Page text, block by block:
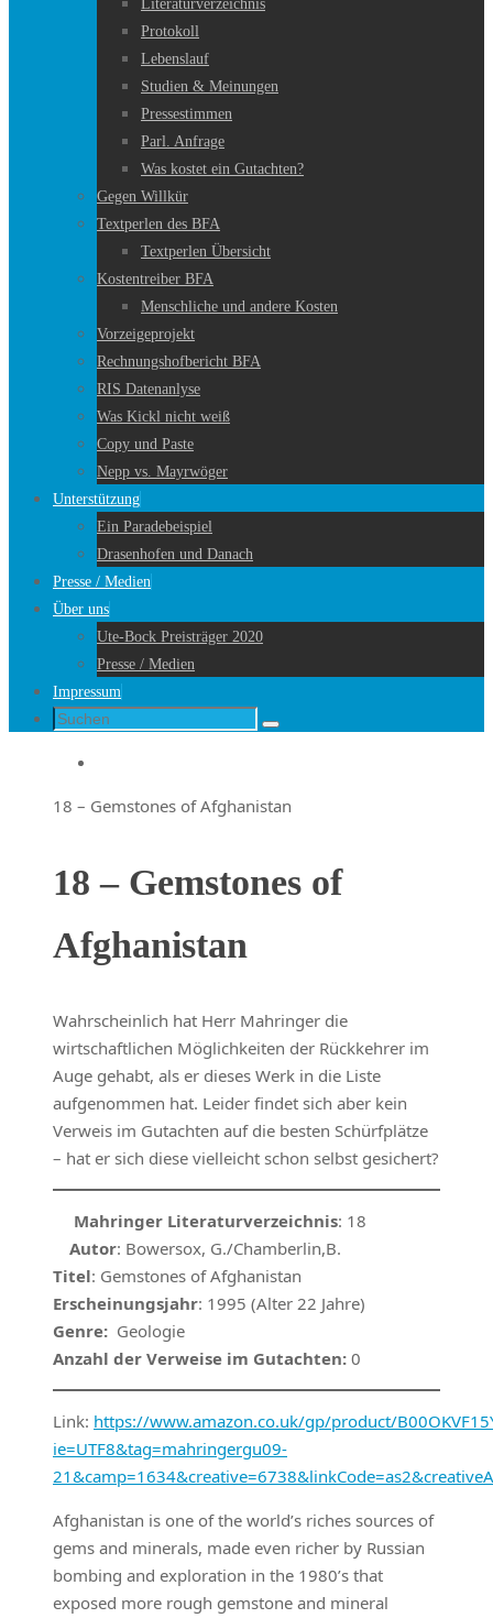
Literaturverzeichnis
Protokoll
Lebenslauf
Studien & Meinungen
Pressestimmen
Parl. Anfrage
Was kostet ein Gutachten?
Gegen Willkür
Textperlen des BFA
Textperlen Übersicht
Kostentreiber BFA
Menschliche und andere Kosten
Vorzeigeprojekt
Rechnungshofbericht BFA
RIS Datenanlyse
Was Kickl nicht weiß
Copy und Paste
Nepp vs. Mayrwöger
Unterstützung
Ein Paradebeispiel
Drasenhofen und Danach
Presse / Medien
Über uns
Ute-Bock Preisträger 2020
Presse / Medien
Impressum
Suche
Suchen
Startseite
18 – Gemstones of Afghanistan
18 – Gemstones of
Afghanistan
Wahrscheinlich hat Herr Mahringer die
wirtschaftlichen Möglichkeiten der Rückkehrer im
Auge gehabt, als er dieses Werk in die Liste
aufgenommen hat. Leider findet sich aber kein
Verweis im Gutachten auf die besten Schürfplätze
– hat er sich diese vielleicht schon selbst gesichert?
Mahringer Literaturverzeichnis: 18
Autor: Bowersox, G./Chamberlin,B.
Titel: Gemstones of Afghanistan
Erscheinungsjahr: 1995 (Alter 22 Jahre)
Genre: Geologie
Anzahl der Verweise im Gutachten: 0
Link: https://www.amazon.co.uk/gp/product/
ie=UTF8&tag=mahringergu09-
Afghanistan is one of the world’s riches sources of
gems and minerals, made even richer by Russian
bombing and exploration in the 1980’s that
exposed more rough gemstone and mineral